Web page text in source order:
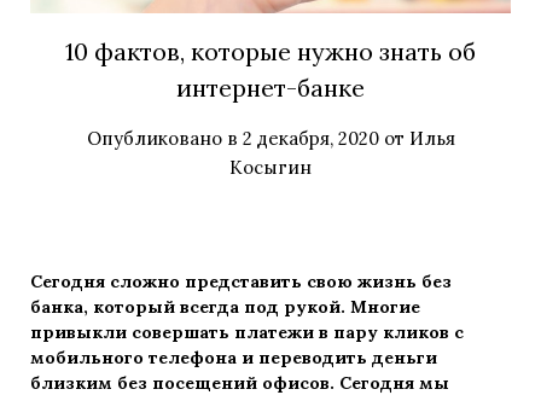
10 фактов, которые нужно знать об
интернет-банке
Опубликовано в 2 декабря, 2020от Илья
Косыгин
Сегодня сложно представить свою жизнь без
банка, который всегда под рукой. Многие
привыкли совершать платежи в пару кликов с
мобильного телефона и переводить деньги
близким без посещений офисов. Сегодня мы